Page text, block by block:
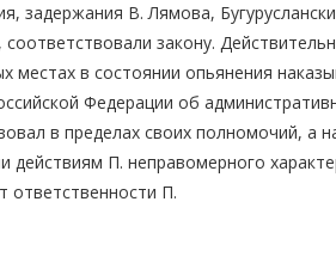
задержания В. Лямова,
закону.
местах в состоянии опьянения
Федерации об
в пределах своих полномочий, а
действиям П. неправомерного
ответственности П.